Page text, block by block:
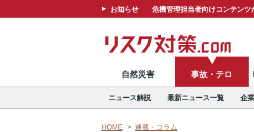
お知らせ 危機管理担当者向けコンテン
自然災害 事故・テロ
ニュース解説 最新ニュース一覧 企
HOME 連載・コラム